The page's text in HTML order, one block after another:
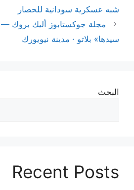
شبه عسكرية سودانية للحصار
مجلة جوكستابوز أليك بروك
سيدها» بلاتو · مدينة نيويورك
البحث
Recent Posts